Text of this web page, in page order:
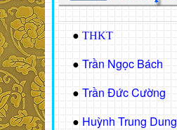
● THKT
● Trần Ngọc Bách
● Trần Đức Cường
● Huỳnh Trung Dung